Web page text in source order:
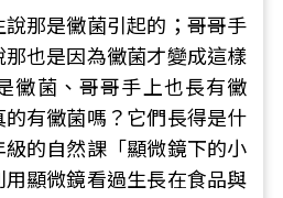
那是黴菌引起的；哥哥手
那也是因為黴菌才變成這樣
黴菌、哥哥手上也長有黴
有黴菌嗎？它們長得是什
的自然課「顯微鏡下的小
顯微鏡看過生長在食品與